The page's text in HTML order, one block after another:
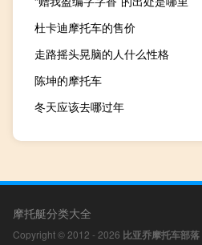
杜卡迪摩托车的售价
走路摇头晃脑的人什么性格
陈坤的摩托车
冬天应该去哪过年
摩托艇分类大全
Copyright © 2012 - 2026 比亚乔摩托车部落